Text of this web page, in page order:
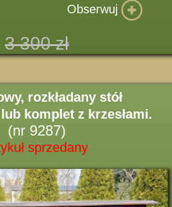
Obserwuj
3 300 zł
rozkładany stół
komplet z krzesłami.
(nr 9287)
sprzedany